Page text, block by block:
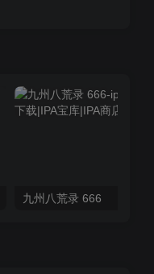
九州八荒录 666